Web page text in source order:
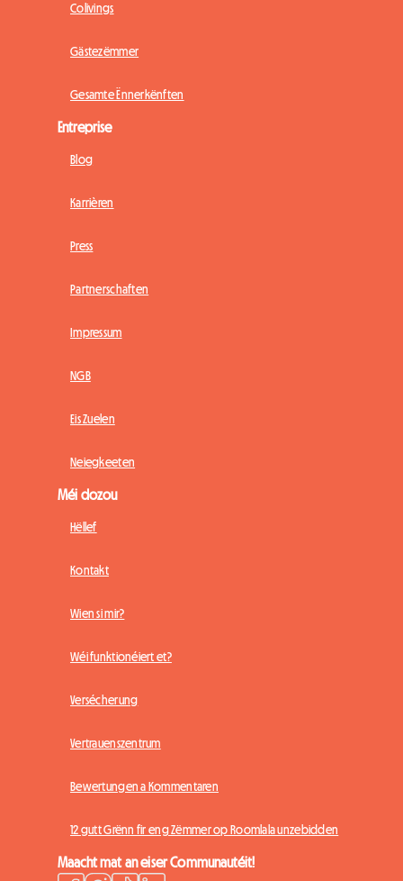
Colivings
Gästezëmmer
Gesamte Ënnerkënften
Entreprise
Blog
Karrièren
Press
Partnerschaften
Impressum
NGB
Eis Zuelen
Neiegkeeten
Méi dozou
Hëllef
Kontakt
Wien si mir?
Wéi funktionéiert et?
Versécherung
Vertrauenszentrum
Bewertungen a Kommentaren
12 gutt Grënn fir eng Zëmmer op Roomlala unzebidden
Maacht mat an eiser Communautéit!